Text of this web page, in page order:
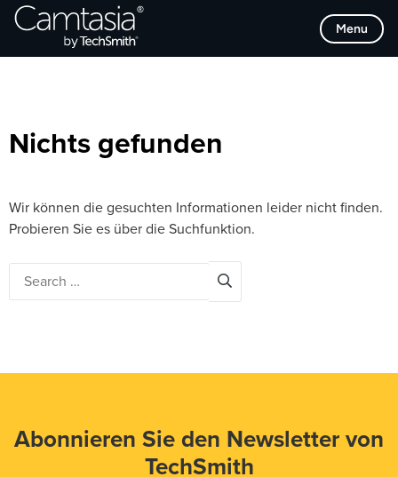
Direkt
zum
Menu
Browse Categories
Nichts gefunden
Wir können die gesuchten Informationen leider nicht finden.
Probieren Sie es über die Suchfunktion.
Abonnieren Sie den Newsletter von
TechSmith